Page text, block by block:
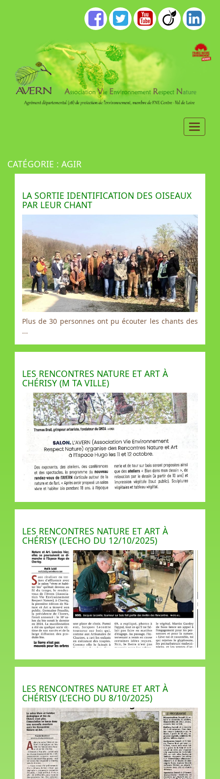
CATÉGORIE : AGIR
LA SORTIE IDENTIFICATION DES OISEAUX
PAR LEUR CHANT
Plus de 30 personnes ont pu écouter les chants des
...
LES RENCONTRES NATURE ET ART À
CHÉRISY (M TA VILLE)
LES RENCONTRES NATURE ET ART À
CHÉRISY (L’ECHO DU 12/10/2025)
LES RENCONTRES NATURE ET ART À
CHÉRISY (L’ECHO DU 8/10/2025)